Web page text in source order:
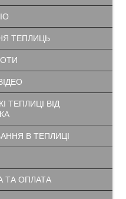
ТЕПЛИЦЬ
ТЕПЛИЦІ ВІД
В ТЕПЛИЦІ
ТА ОПЛАТА